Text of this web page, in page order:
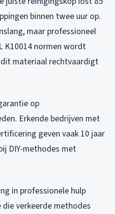
binnen twee uur op.
maar professioneel
K10014 normen wordt
materiaal rechtvaardigt
op
Erkende bedrijven met
geven vaak 10 jaar
DIY-methodes met
in professionele hulp
verkeerde methodes